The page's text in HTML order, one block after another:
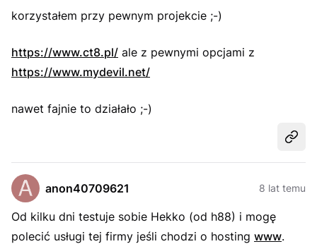
korzystałem przy pewnym projekcie ;-)
https://www.ct8.pl/ ale z pewnymi opcjami z
https://www.mydevil.net/
nawet fajnie to działało ;-)
anon40709621 8 lat temu
Od kilku dni testuje sobie Hekko (od h88) i mogę
polecić usługi tej firmy jeśli chodzi o hosting www.